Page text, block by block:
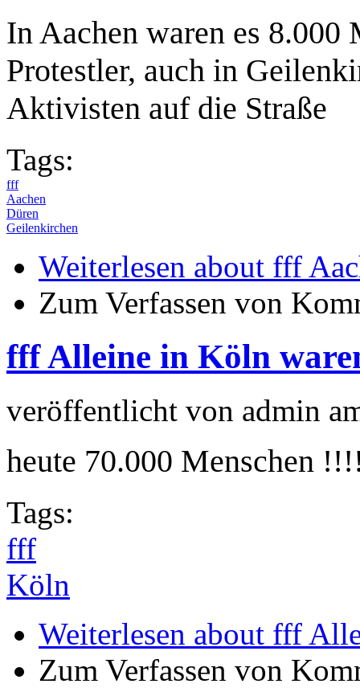
In Aachen waren es 8.000
Protestler, auch in
Aktivisten auf die Straße
Tags:
fff
Aachen
Düren
Geilenkirchen
Weiterlesen about fff
Zum Verfassen von
fff Alleine in Köln
veröffentlicht von admin
heute 70.000 Menschen
Tags:
fff
Köln
Weiterlesen about fff
Zum Verfassen von